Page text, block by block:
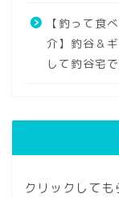
【釣って食
介】釣谷＆
して釣谷宅
クリックしても